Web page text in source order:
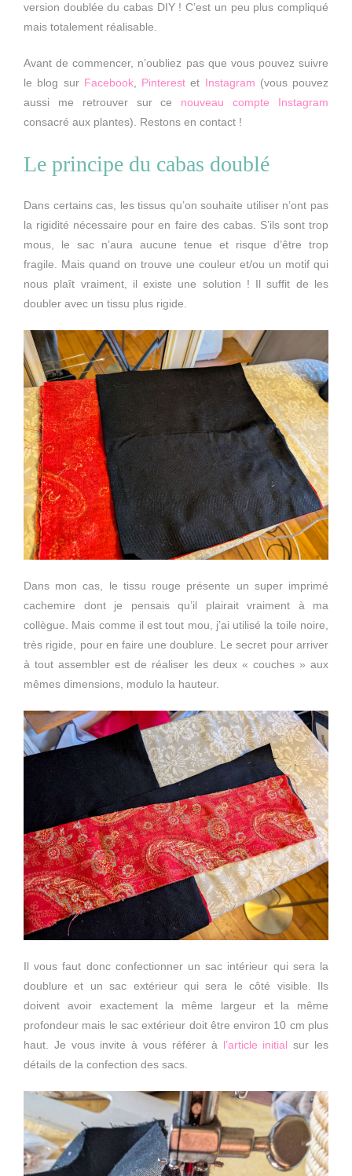
version doublée du cabas DIY ! C’est un peu plus compliqué
mais totalement réalisable.
Avant de commencer, n’oubliez pas que vous pouvez suivre
le blog sur Facebook, Pinterest et Instagram (vous pouvez
aussi me retrouver sur ce nouveau compte Instagram
consacré aux plantes). Restons en contact !
Le principe du cabas doublé
Dans certains cas, les tissus qu’on souhaite utiliser n’ont pas
la rigidité nécessaire pour en faire des cabas. S’ils sont trop
mous, le sac n’aura aucune tenue et risque d’être trop
fragile. Mais quand on trouve une couleur et/ou un motif qui
nous plaît vraiment, il existe une solution ! Il suffit de les
doubler avec un tissu plus rigide.
Dans mon cas, le tissu rouge présente un super imprimé
cachemire dont je pensais qu’il plairait vraiment à ma
collègue. Mais comme il est tout mou, j’ai utilisé la toile noire,
très rigide, pour en faire une doublure. Le secret pour arriver
à tout assembler est de réaliser les deux « couches » aux
mêmes dimensions, modulo la hauteur.
Il vous faut donc confectionner un sac intérieur qui sera la
doublure et un sac extérieur qui sera le côté visible. Ils
doivent avoir exactement la même largeur et la même
profondeur mais le sac extérieur doit être environ 10 cm plus
haut. Je vous invite à vous référer à l’article initial sur les
détails de la confection des sacs.